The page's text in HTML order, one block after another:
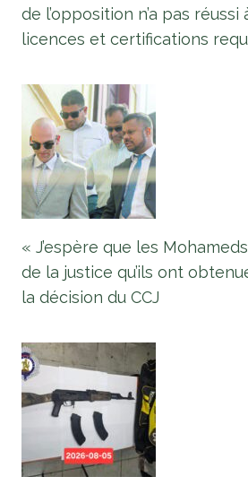
de l’opposition n’a pas
licences et certifications
« J’espère que les
de la justice qu’ils ont
la décision du CCJ